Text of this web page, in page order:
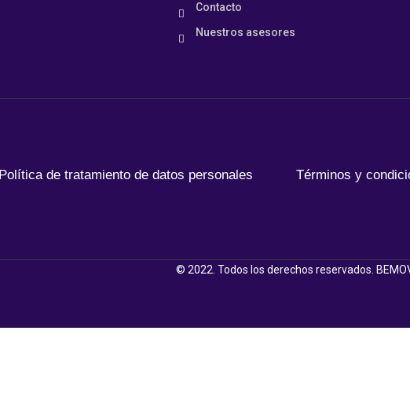
Contacto
Nuestros asesores
Política de tratamiento de datos personales Términos y
© 2022. Todos los derechos reservados.